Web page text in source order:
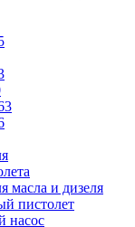
масла и дизеля
пистолет
насос